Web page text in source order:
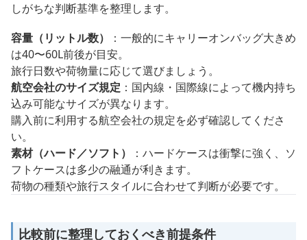
しがちな判断基準を整理します。
容量（リットル数）
：一般的にキャリーオンバッグ大きめ
は40〜60L前後が目安。
旅行日数や荷物量に応じて選びましょう。
航空会社のサイズ規定 ：国内線・国際線によって機内持ち
込み可能なサイズが異なります。
購入前に利用する航空会社の規定を必ず確認してくださ
い。
素材（ハード／ソフト）
：ハードケースは衝撃に強く、ソ
フトケースは多少の融通が利きます。
荷物の種類や旅行スタイルに合わせて判断が必要です。
比較前に整理しておくべき前提条件